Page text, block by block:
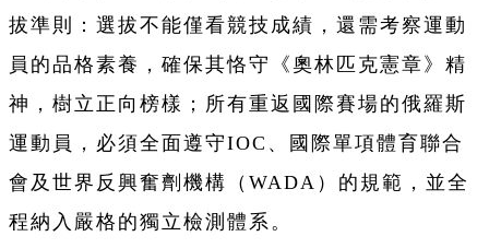
拔準則：選拔不能僅看競技成績，還需考察運動
員的品格素養，確保其恪守《奧林匹克憲章》精
神，樹立正向榜樣；所有重返國際賽場的俄羅斯
運動員，必須全面遵守IOC、國際單項體育聯合
會及世界反興奮劑機構（WADA）的規範，並全
程納入嚴格的獨立檢測體系。